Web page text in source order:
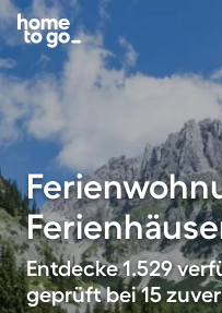
Entdecke 1.529
geprüft bei 15